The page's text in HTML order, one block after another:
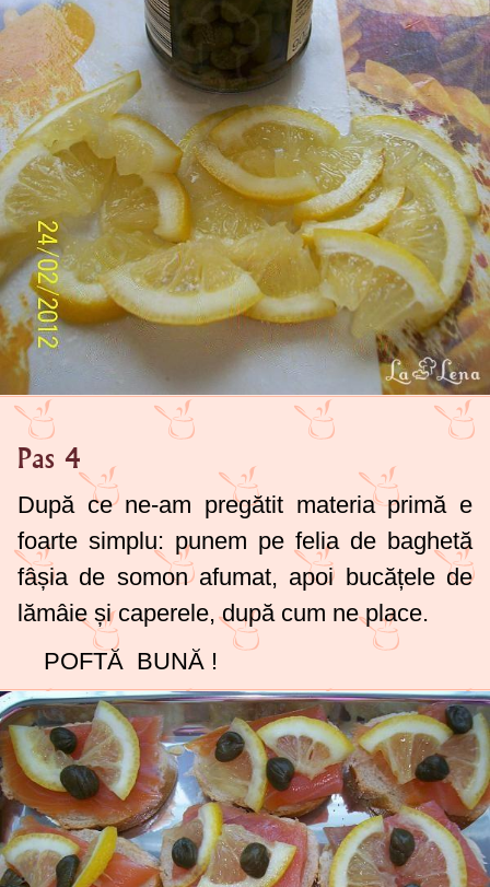
Pas 4
După ce ne-am pregătit materia primă e
foarte simplu: punem pe felia de baghetă
fâșia de somon afumat, apoi bucățele de
lămâie și caperele, după cum ne place.
POFTĂ BUNĂ !